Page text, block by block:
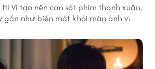
Vi tạo nên cơn sốt phim thanh xuân,
gần như biến mất khỏi màn ảnh vì